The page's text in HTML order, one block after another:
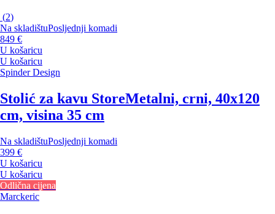
(2)
Na skladištuPosljednji komadi
849 €
U košaricu
U košaricu
Spinder Design
Stolić za kavu StoreMetalni, crni, 40x120
cm, visina 35 cm
Na skladištuPosljednji komadi
399 €
U košaricu
U košaricu
Odlična cijena
Marckeric